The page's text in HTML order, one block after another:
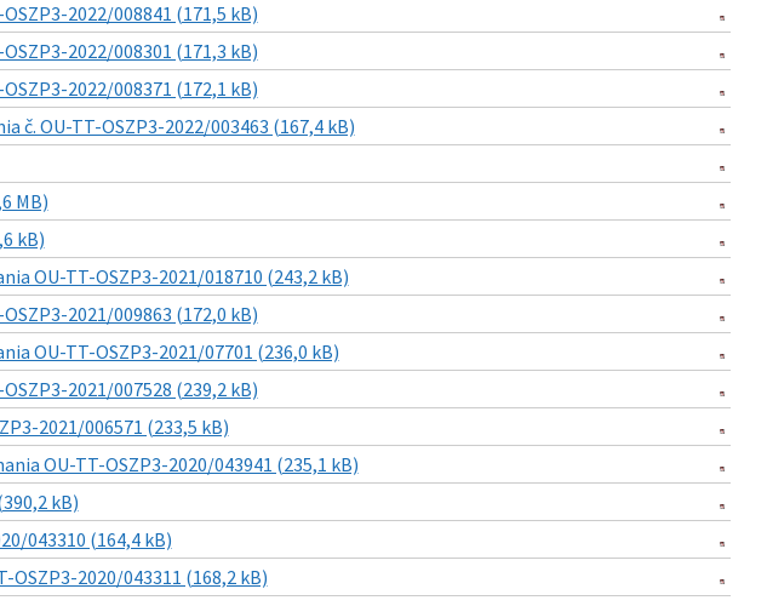
2022/008841 (171,5 kB)
2022/008301 (171,3 kB)
2022/008371 (172,1 kB)
č. OU-TT-OSZP3-2022/003463 (167,4 kB)
MB)
kB)
OU-TT-OSZP3-2021/018710 (243,2 kB)
2021/009863 (172,0 kB)
OU-TT-OSZP3-2021/07701 (236,0 kB)
2021/007528 (239,2 kB)
2021/006571 (233,5 kB)
OU-TT-OSZP3-2020/043941 (235,1 kB)
kB)
043310 (164,4 kB)
2020/043311 (168,2 kB)